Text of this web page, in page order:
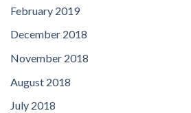
February 2019
December 2018
November 2018
August 2018
July 2018